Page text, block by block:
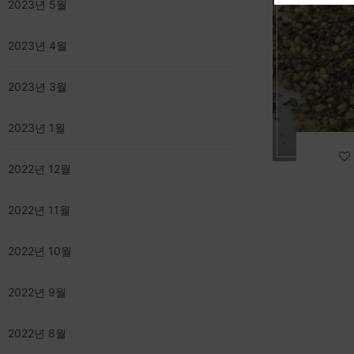
2023년 5월
2023년 4월
2023년 3월
2023년 1월
2022년 12월
2022년 11월
2022년 10월
2022년 9월
2022년 8월